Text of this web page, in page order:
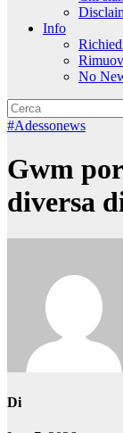
Info
No
#Adessonews
Gwm
diversa
Di